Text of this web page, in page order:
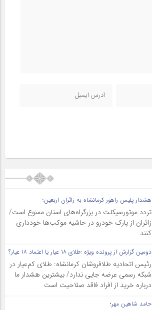
هشدار پلیس راهور کرمانشاه به زائران اربعین؛
تردد موتورسیکلت در بزرگراه‌های استان ممنوع است/
زائران از پارک خودرو در حاشیه موکب‌ها خودداری
کنند
دومین گزارش از پرونده ویژه :طلای ۱۸ عیار یا اعتماد ۱۸ عیار؟
رئیس اتحادیه طلافروشان کرمانشاه: طلای کم‌عیار در
شبکه رسمی عرضه جایی ندارد/ بیشترین هشدار ما
درباره خرید از افراد فاقد صلاحیت است
حامد شاهین مهر؛